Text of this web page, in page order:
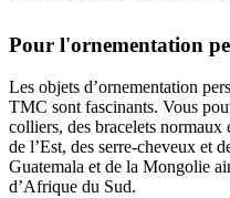
Pour l'ornementation
Les objets d’ornementation
TMC sont fascinants. Vous
colliers, des bracelets
de l’Est, des serre-cheveux et
Guatemala et de la Mongolie
d’Afrique du Sud.